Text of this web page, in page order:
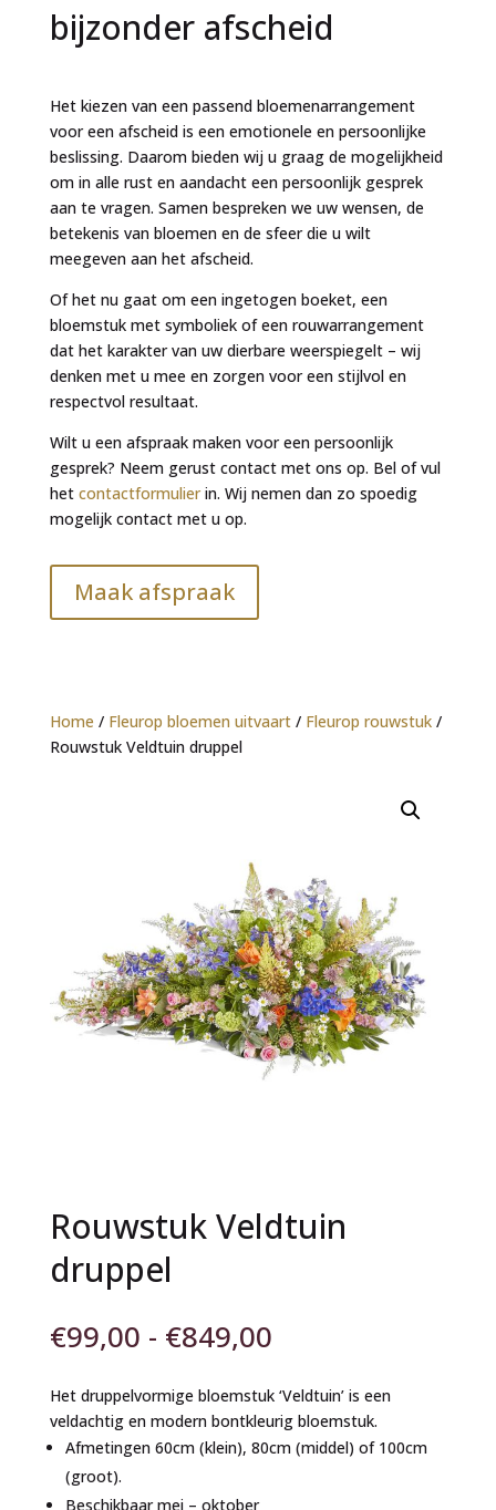
bijzonder afscheid
Het kiezen van een passend bloemenarrangement
voor een afscheid is een emotionele en persoonlijke
beslissing. Daarom bieden wij u graag de mogelijkheid
om in alle rust en aandacht een persoonlijk gesprek
aan te vragen. Samen bespreken we uw wensen, de
betekenis van bloemen en de sfeer die u wilt
meegeven aan het afscheid.
Of het nu gaat om een ingetogen boeket, een
bloemstuk met symboliek of een rouwarrangement
dat het karakter van uw dierbare weerspiegelt – wij
denken met u mee en zorgen voor een stijlvol en
respectvol resultaat.
Wilt u een afspraak maken voor een persoonlijk
gesprek? Neem gerust contact met ons op. Bel of vul
het contactformulierin. Wij nemen dan zo spoedig
mogelijk contact met u op.
Maak afspraak
Home / Fleurop bloemen uitvaart/ Fleurop rouwstuk/
Rouwstuk Veldtuin druppel
Rouwstuk Veldtuin
druppel
€99,00 - €849,00Prijsklasse:
tot
€849,00
Het druppelvormige bloemstuk ‘Veldtuin’ is een
veldachtig en modern bontkleurig bloemstuk.
Afmetingen 60cm (klein), 80cm (middel) of 100cm
(groot).
Beschikbaar mei – oktober